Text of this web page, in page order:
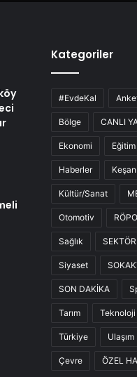
Kategoriler
#EvdeKal
Bölge CANLI
Ekonomi Eğitim
Haberler Keşan
Kültür/Sanat
Otomotiv
Sağlık
Siyaset
SON DAKİKA
Tarım Teknoloji
Türkiye Ulaşım
Çevre ÖZEL